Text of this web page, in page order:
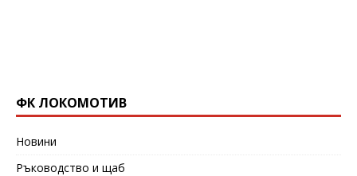
ФК ЛОКОМОТИВ
Новини
Ръководство и щаб